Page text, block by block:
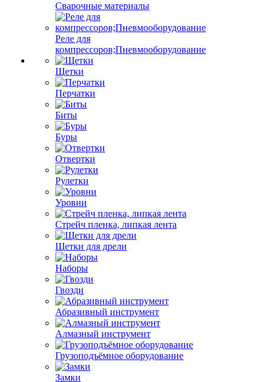
Сварочные материалы
Реле для
компрессоров;Пневмооборудование
Щетки
Перчатки
Биты
Буры
Отвертки
Рулетки
Уровни
Стрейч пленка, липкая лента
Щетки для дрели
Наборы
Гвозди
Абразивный инструмент
Алмазный инструмент
Грузоподъёмное оборудование
Замки